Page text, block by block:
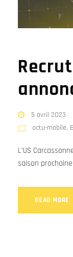
5 avril 2023
actu-mobile,
L'US
saison
READ MORE